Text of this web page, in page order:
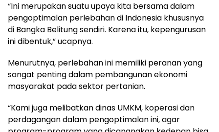
“Ini merupakan suatu upaya kita bersama dalam
pengoptimalan perlebahan di Indonesia khususnya
di Bangka Belitung sendiri. Karena itu, kepengurusan
ini dibentuk,” ucapnya.
Menurutnya, perlebahan ini memiliki peranan yang
sangat penting dalam pembangunan ekonomi
masyarakat pada sektor pertanian.
“Kami juga melibatkan dinas UMKM, koperasi dan
perdagangan dalam pengoptimalan ini, agar